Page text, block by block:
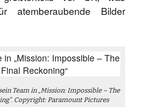
atemberaubende Bilder
Team in „Mission: Impossible – The
Copyright: Paramount Pictures